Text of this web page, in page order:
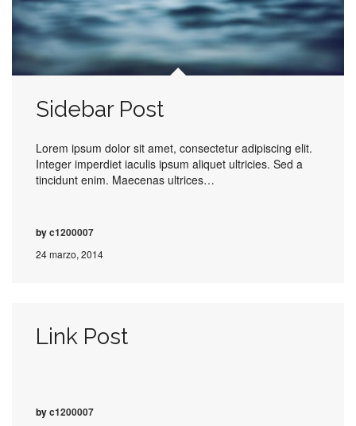
Sidebar Post
Lorem ipsum dolor sit amet, consectetur adipiscing elit.
Integer imperdiet iaculis ipsum aliquet ultricies. Sed a
tincidunt enim. Maecenas ultrices…
24 marzo, 2014
byc1200007
Link Post
byc1200007